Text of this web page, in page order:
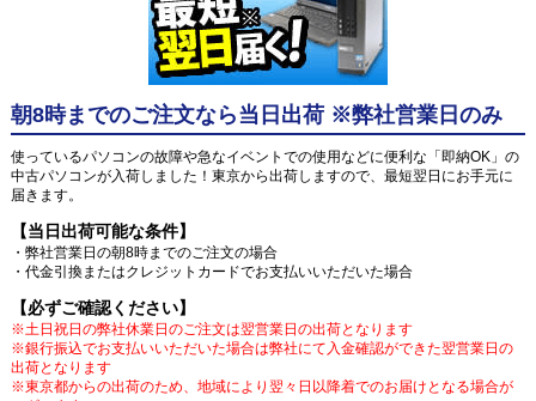
朝8時までのご注文なら当日出荷 ※弊社営業日のみ
使っているパソコンの故障や急なイベントでの使用などに便利な「即納OK」の
中古パソコンが入荷しました！東京から出荷しますので、最短翌日にお手元に
届きます。
【当日出荷可能な条件】
・弊社営業日の朝8時までのご注文の場合
・代金引換またはクレジットカードでお支払いいただいた場合
【必ずご確認ください】
※土日祝日の弊社休業日のご注文は翌営業日の出荷となります
※銀行振込でお支払いいただいた場合は弊社にて入金確認ができた翌営業日の
出荷となります
※東京都からの出荷のため、地域により翌々日以降着でのお届けとなる場合が